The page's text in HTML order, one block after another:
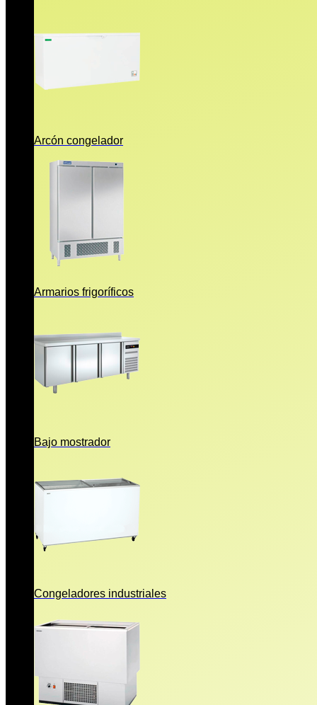
Arcón congelador
Armarios frigoríficos
Bajo mostrador
Congeladores industriales